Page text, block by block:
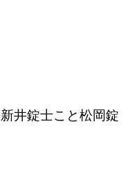
井錠士こと松岡錠